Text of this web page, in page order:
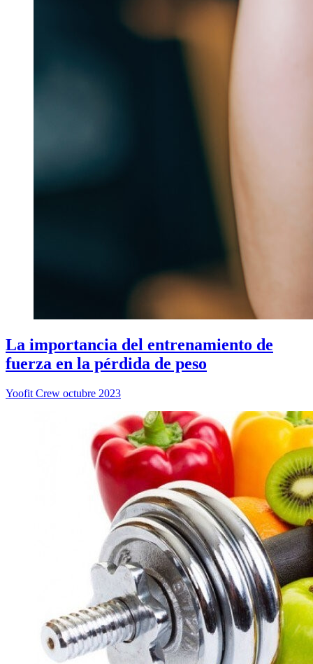
La importancia del entrenamiento de
fuerza en la pérdida de peso
Yoofit Crew octubre 2023